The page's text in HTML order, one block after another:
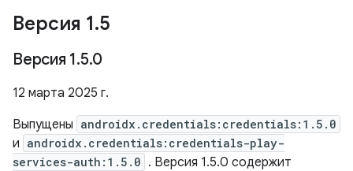
Версия 1.5
Версия 1.5.0
12 марта 2025 г.
Выпущены androidx.credentials:credentials:1.5.0
и androidx.credentials:credentials-play-
services-auth:1.5.0 . Версия 1.5.0 содержит